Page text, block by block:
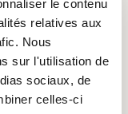
le contenu
relatives aux
Nous
sur l'utilisation de
sociaux, de
celles-ci